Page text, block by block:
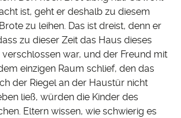
ist, geht er deshalb zu diesem
zu leihen. Das ist dreist, denn er
zu dieser Zeit das Haus dieses
verschlossen war, und der Freund mit
einzigen Raum schlief, den das
der Riegel an der Haustür nicht
ließ, würden die Kinder des
Eltern wissen, wie schwierig es